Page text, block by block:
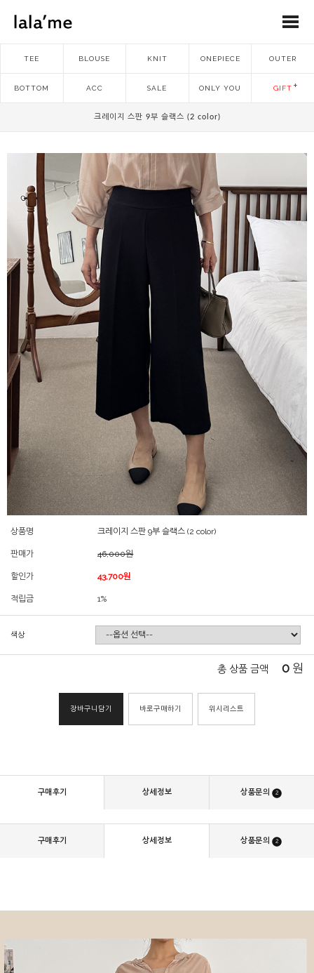
TEE BLOUSE KNIT ONEPIECE OUTER
BOTTOM ACC SALE ONLY YOU GIFT
크레이지 스판 9부 슬랙스 (2 color)
상품명 크레이지 스판 9부 슬랙스 (2 color)
판매가 46,000원
할인가 43,700원
적립금 1%
색상
총 상품 금액 0 원
장바구니담기 바로구매하기 위시리스트
구매후기 상세정보 상품문의 2
구매후기 상세정보 상품문의 2